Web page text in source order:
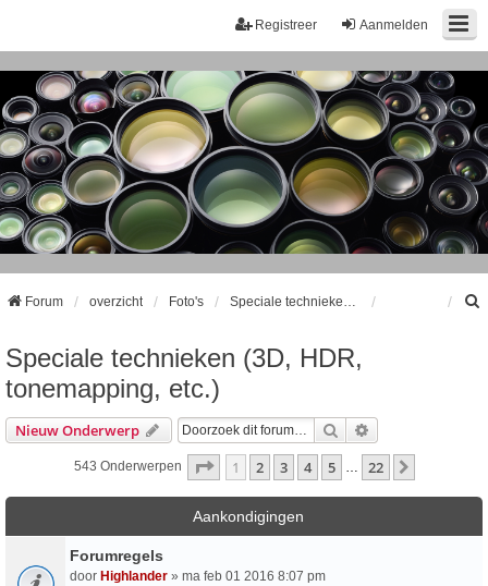
Aanmelden
Registreer
Forum overzicht Foto's
Speciale technieken (3D, HDR,
tonemapping, etc.)
Nieuw Onderwerp Zoek
543 Onderwerpen Pagina Van22
1 2 3 4 5 22
Aankondigingen
Forumregels
door Highlander » ma feb 01 2016 8:07 pm